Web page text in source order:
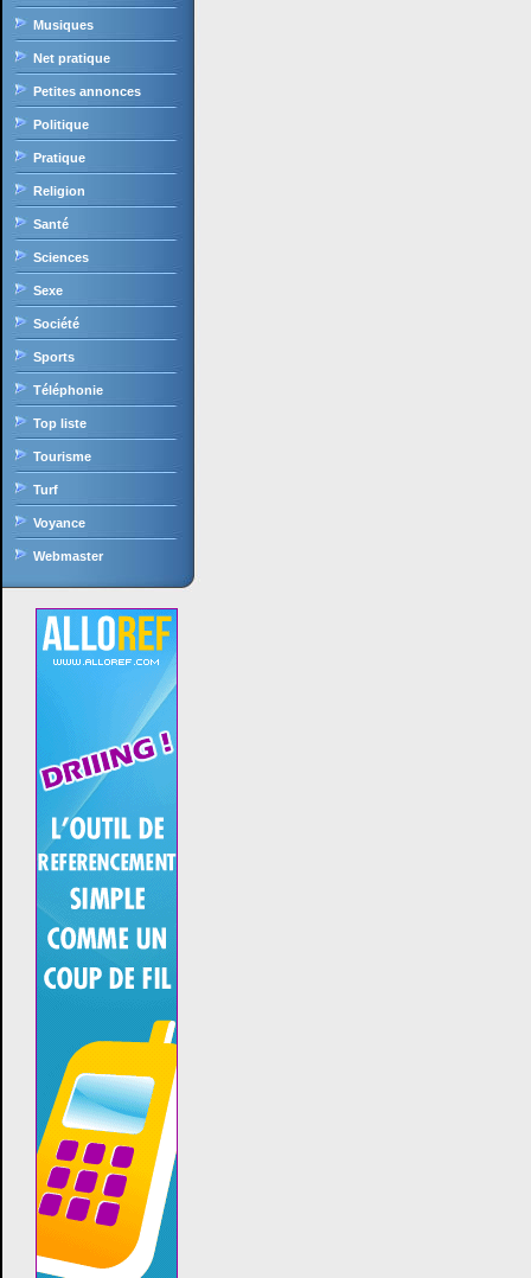
Musiques
Net pratique
Petites annonces
Politique
Pratique
Religion
Santé
Sciences
Sexe
Société
Sports
Téléphonie
Top liste
Tourisme
Turf
Voyance
Webmaster